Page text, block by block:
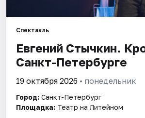
Площадки
Артисты
Спектакль
Евгений Стычкин.
Санкт-Петербурге
19 октября 2026 • понедельник
Город: Санкт-Петербург
Площадка: Театр на Литейном